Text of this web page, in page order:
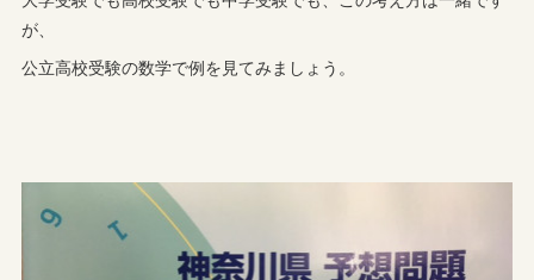
が、
公立高校受験の数学で例を見てみましょう。